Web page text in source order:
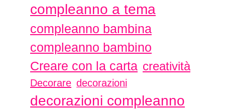
compleanno a tema
compleanno bambina
compleanno bambino
Creare con la carta creatività
Decorare decorazioni
decorazioni compleanno